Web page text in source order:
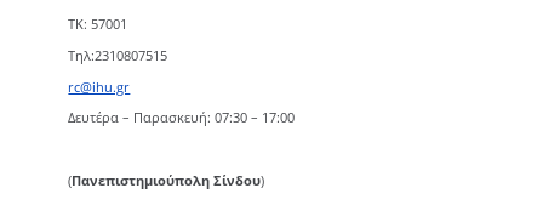
TK: 57001
Τηλ:2310807515
rc@ihu.gr
Δευτέρα – Παρασκευή: 07:30 – 17:00
(Πανεπιστημιούπολη Σίνδου)